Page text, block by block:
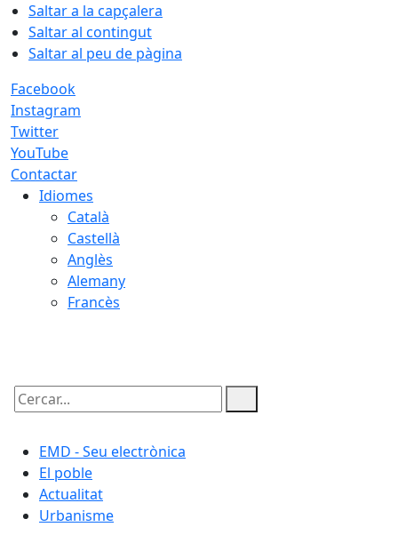
Saltar a la capçalera
Saltar al contingut
Saltar al peu de pàgina
Facebook
Instagram
Twitter
YouTube
Contactar
Idiomes
Català
Castellà
Anglès
Alemany
Francès
Cercar:
EMD - Seu electrònica
El poble
Actualitat
Urbanisme